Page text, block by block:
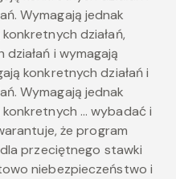
Wymagają jednak
działań,
i wymagają
konkretnych działań i
Wymagają jednak
konkretnych … wybadać i
że program
przeciętnego stawki
niebezpieczeństwo i